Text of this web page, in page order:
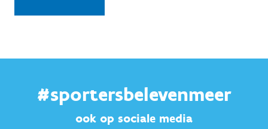
#sportersbelevenmeer
ook op sociale media